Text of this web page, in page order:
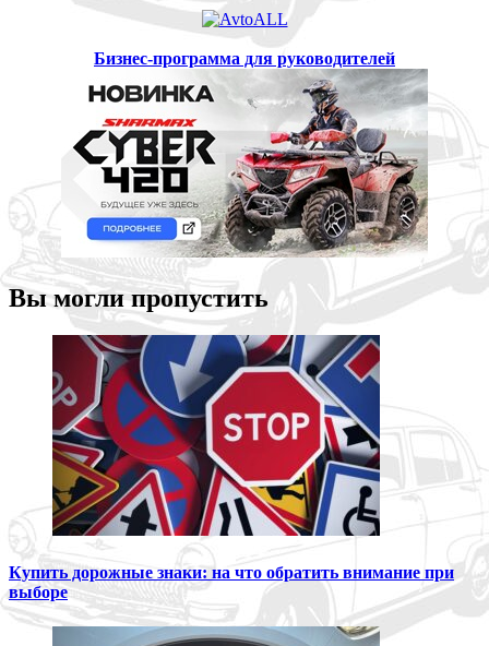
Бизнес-программа для руководителей
Вы могли пропустить
Купить дорожные знаки: на что обратить внимание при
выборе